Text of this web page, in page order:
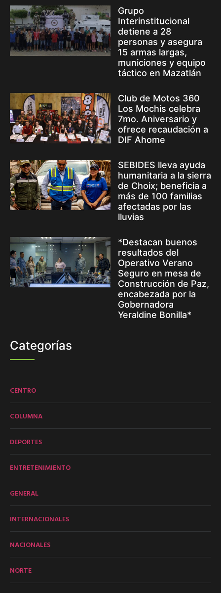
Grupo
Interinstitucional
detiene a 28
personas y asegura
15 armas largas,
municiones y equipo
táctico en Mazatlán
Club de Motos 360
Los Mochis celebra
7mo. Aniversario y
ofrece recaudación a
DIF Ahome
SEBIDES lleva ayuda
humanitaria a la sierra
de Choix; beneficia a
más de 100 familias
afectadas por las
lluvias
*Destacan buenos
resultados del
Operativo Verano
Seguro en mesa de
Construcción de Paz,
encabezada por la
Gobernadora
Yeraldine Bonilla*
Categorías
CENTRO
COLUMNA
DEPORTES
ENTRETENIMIENTO
GENERAL
INTERNACIONALES
NACIONALES
NORTE